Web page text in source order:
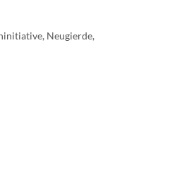
Neugierde,